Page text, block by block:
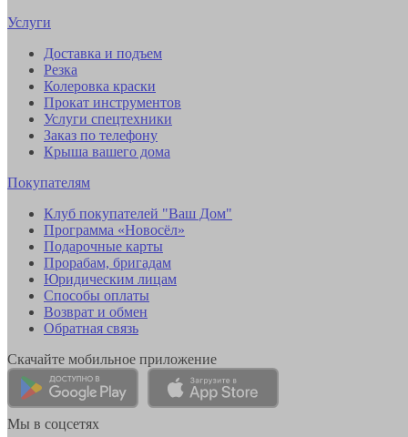
Услуги
Доставка и подъем
Резка
Колеровка краски
Прокат инструментов
Услуги спецтехники
Заказ по телефону
Крыша вашего дома
Покупателям
Клуб покупателей "Ваш Дом"
Программа «Новосёл»
Подарочные карты
Прорабам, бригадам
Юридическим лицам
Способы оплаты
Возврат и обмен
Обратная связь
Скачайте мобильное приложение
Мы в соцсетях